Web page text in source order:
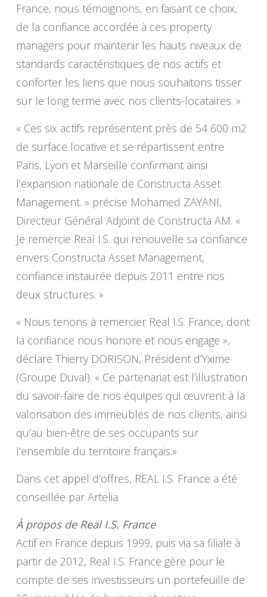
France, nous témoignons, en faisant ce choix,
de la confiance accordée à ces property
managers pour maintenir les hauts niveaux de
standards caractéristiques de nos actifs et
conforter les liens que nous souhaitons tisser
sur le long terme avec nos clients-locataires. »
« Ces six actifs représentent près de 54 600 m2
de surface locative et se répartissent entre
Paris, Lyon et Marseille confirmant ainsi
l’expansion nationale de Constructa Asset
Management. » précise Mohamed ZAYANI,
Directeur Général Adjoint de Constructa AM. «
Je remercie Real I.S. qui renouvelle sa confiance
envers Constructa Asset Management,
confiance instaurée depuis 2011 entre nos
deux structures. »
« Nous tenons à remercier Real I.S. France, dont
la confiance nous honore et nous engage »,
déclare Thierry DORISON, Président d’Yxime
(Groupe Duval). « Ce partenariat est l’illustration
du savoir-faire de nos équipes qui œuvrent à la
valorisation des immeubles de nos clients, ainsi
qu’au bien-être de ses occupants sur
l’ensemble du territoire français.»
Dans cet appel d’offres, REAL I.S. France a été
conseillée par Artelia.
À propos de Real I.S. France
Actif en France depuis 1999, puis via sa filiale à
partir de 2012, Real I.S. France gère pour le
compte de ses investisseurs un portefeuille de